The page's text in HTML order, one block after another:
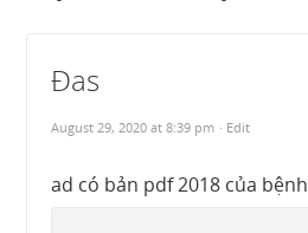
Đas
August 29, 2020 at 8:39 pm · Edit
ad có bản pdf 2018 của